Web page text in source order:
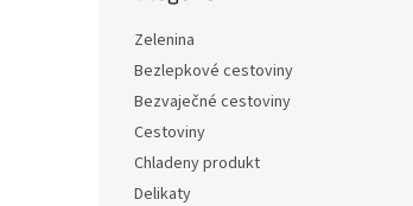
Zelenina
Bezlepkové cestoviny
Bezvaječné cestoviny
Cestoviny
Chladeny produkt
Delikaty